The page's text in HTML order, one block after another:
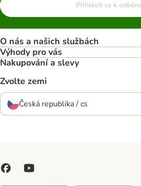
Přihlásit se k odběru
O nás a našich službách
Výhody pro vás
Nakupování a slevy
Zvolte zemi
Česká republika / cs